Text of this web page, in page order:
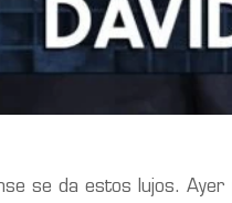
se da estos lujos.